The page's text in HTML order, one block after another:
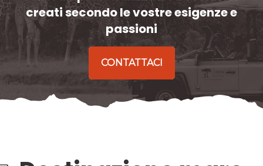
creati secondo le vostre esigenze e
passioni
CONTATTACI